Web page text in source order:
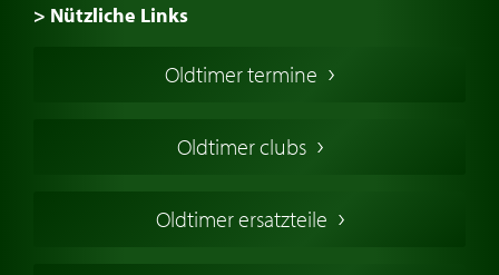
> Nützliche Links
Oldtimers in Europa
Englische Oldtimer
Deutsche Oldtimer
Oldtimer termine
Oldtimer clubs
Oldtimer ersatzteile